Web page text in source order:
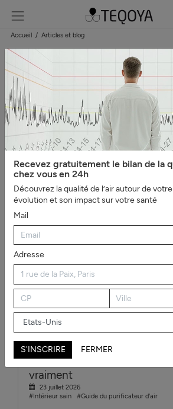
Accueil Articles et blog
Blog : guide de la qualité de
Catégories
#Tout afficher
#Bien-être, sommeil et ions
négatifs
#L'essentiel #Guide du
de l'air
#Asthme et
allergies
#Véhicules #Evénements
bactéries et moisissures
#Mauvaises
productivité au travail
Purificateur d'air cuisine : ce
vraiment
23 juillet 2026
#Intérieur sain
#Guide du purificateur d'air
Recevez gratuitement le bilan de la
chez vous en 24h
Découvrez la qualité de l’air autour de
évolution et son impact sur votre santé
Mail
Adresse
S'INSCRIRE FERMER